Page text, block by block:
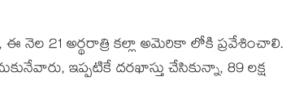
21 అర్థరాత్రి కల్లా అమెరికా లోకి ప్రవేశించాలి.
ఇప్పటికే దరఖాస్తు చేసికున్నా, 89 లక్ష